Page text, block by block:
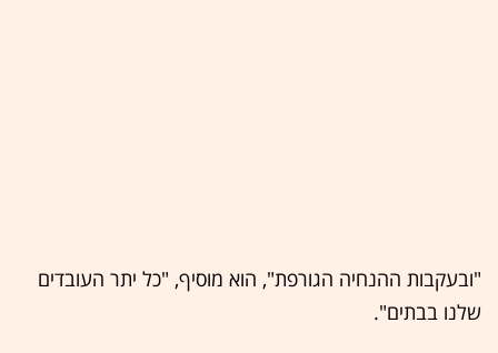
"ובעקבות ההנחיה הגורפת", הוא מוסיף, "כל יתר העובדים
שלנו בבתים".